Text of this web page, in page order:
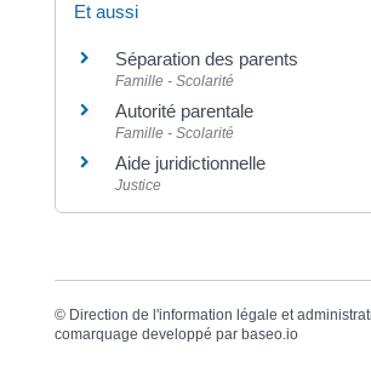
Et aussi
Séparation des parents
Famille - Scolarité
Autorité parentale
Famille - Scolarité
Aide juridictionnelle
Justice
© Direction de l'information légale et
comarquage developpé par baseo.io